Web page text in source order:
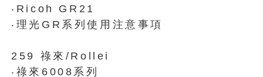
‧Ricoh GR21
‧理光GR系列使用注意事項
259 祿來/Rollei
‧祿來6008系列